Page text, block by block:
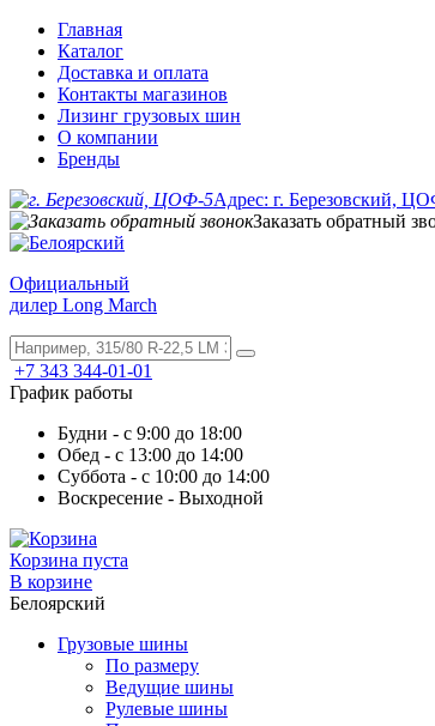
Главная
Каталог
Доставка и оплата
Контакты магазинов
Лизинг грузовых шин
О компании
Бренды
Адрес: г. Березовский,
Заказать обратный
Официальный
дилер Long March
+7 343 344-01-01
График работы
Будни - с 9:00 до 18:00
Обед - с 13:00 до 14:00
Суббота - с 10:00 до 14:00
Воскресение - Выходной
Корзина пуста
В корзине
Белоярский
Грузовые шины
По размеру
Ведущие шины
Рулевые шины